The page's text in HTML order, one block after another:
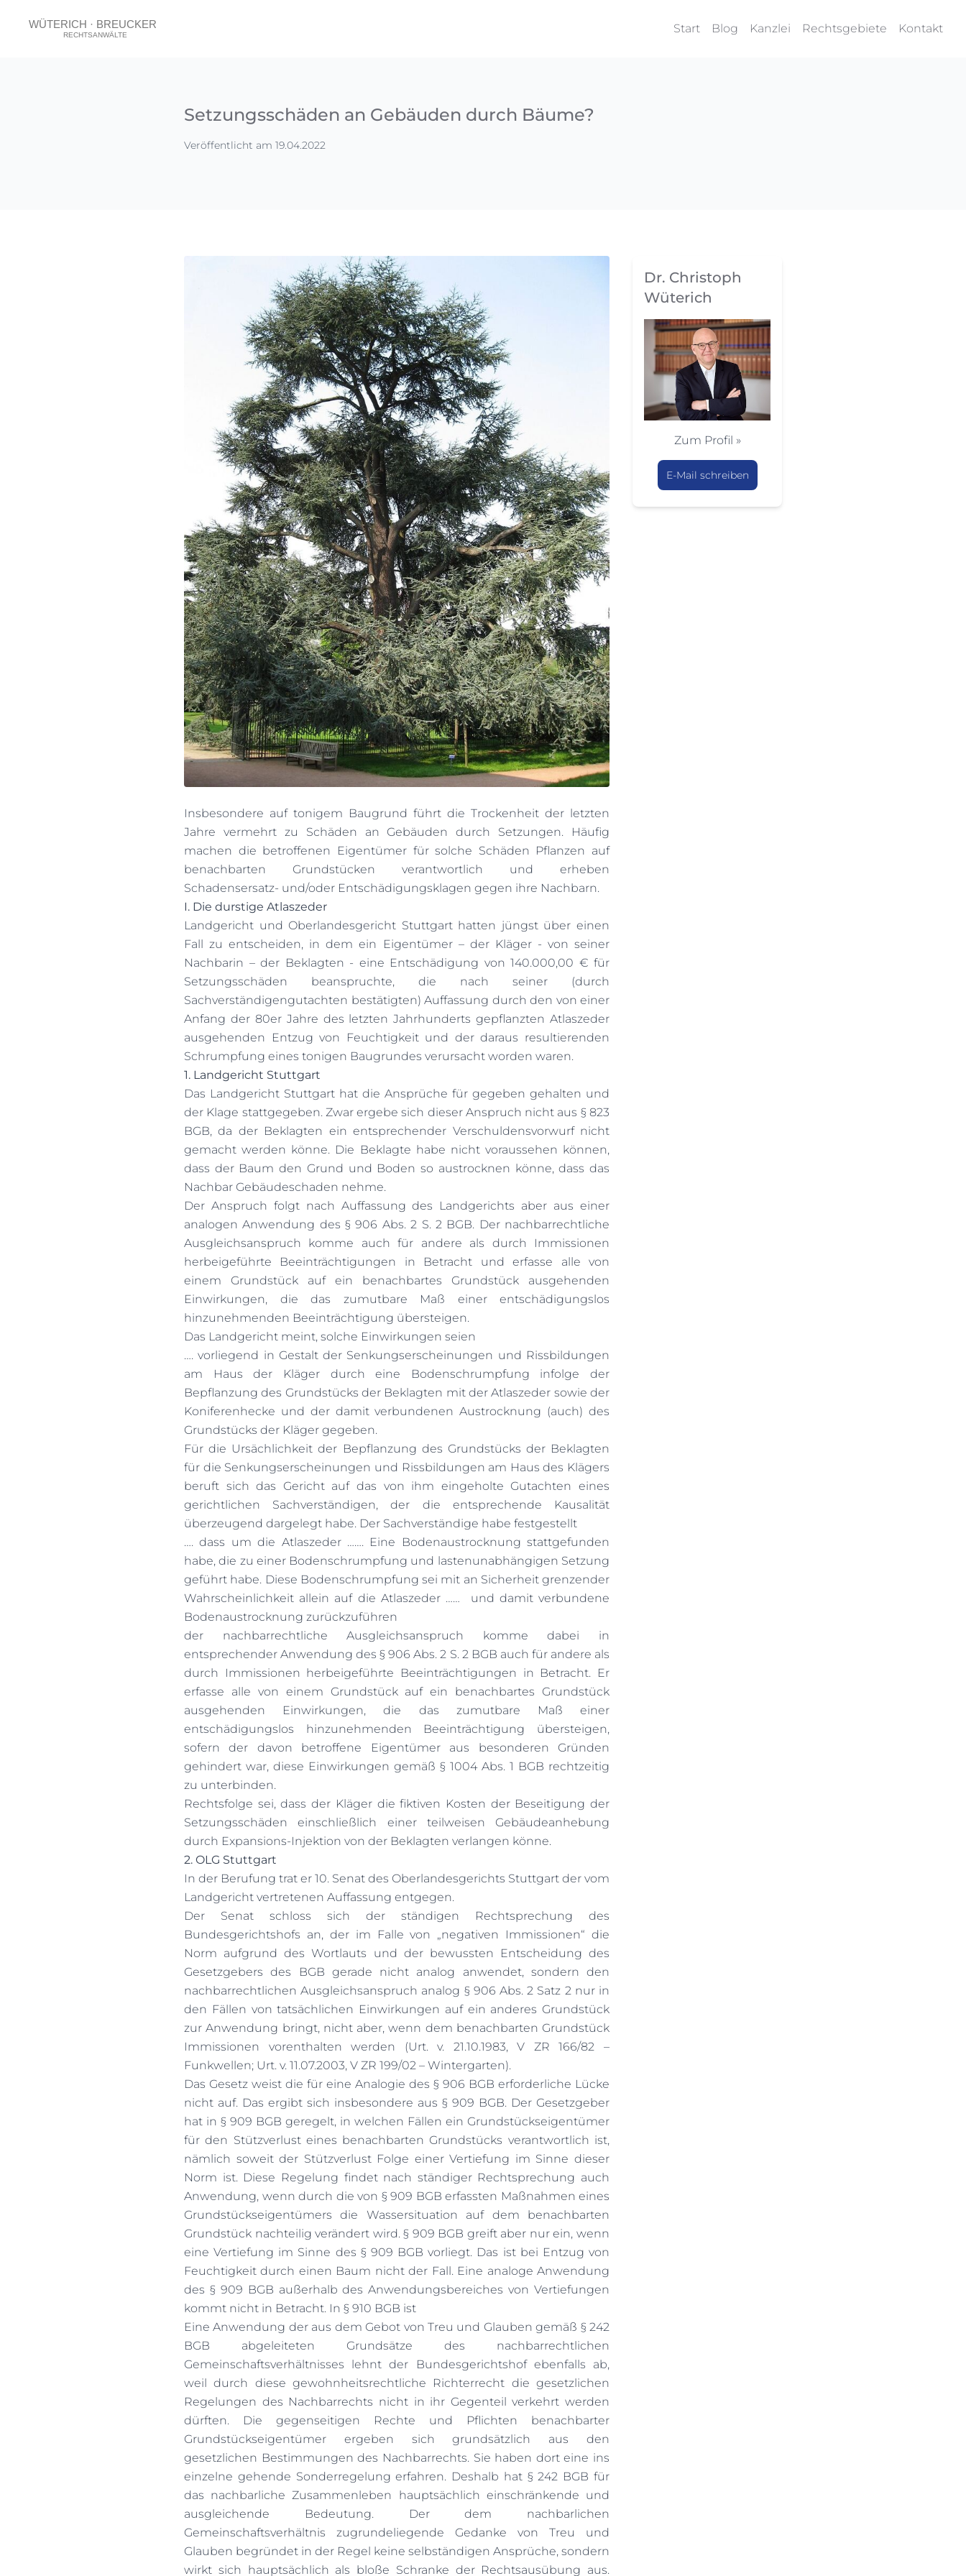
Start Blog Kanzlei Rechtsgebiete Kontakt
Setzungsschäden an Gebäuden durch Bäume?
Veröffentlicht am 19.04.2022
Insbesondere auf tonigem Baugrund führt die Trockenheit der letzten
Jahre vermehrt zu Schäden an Gebäuden durch Setzungen. Häufig
machen die betroffenen Eigentümer für solche Schäden Pflanzen auf
benachbarten Grundstücken verantwortlich und erheben
Schadensersatz- und/oder Entschädigungsklagen gegen ihre Nachbarn.
I. Die durstige Atlaszeder
Landgericht und Oberlandesgericht Stuttgart hatten jüngst über einen
Fall zu entscheiden, in dem ein Eigentümer – der Kläger - von seiner
Nachbarin – der Beklagten - eine Entschädigung von 140.000,00 € für
Setzungsschäden beanspruchte, die nach seiner (durch
Sachverständigengutachten bestätigten) Auffassung durch den von einer
Anfang der 80er Jahre des letzten Jahrhunderts gepflanzten Atlaszeder
ausgehenden Entzug von Feuchtigkeit und der daraus resultierenden
Schrumpfung eines tonigen Baugrundes verursacht worden waren.
1. Landgericht Stuttgart
Das Landgericht Stuttgart hat die Ansprüche für gegeben gehalten und
der Klage stattgegeben.Zwar ergebe sich dieser Anspruch nicht aus § 823
BGB, da der Beklagten ein entsprechender Verschuldensvorwurf nicht
gemacht werden könne. Die Beklagte habe nicht voraussehen können,
dass der Baum den Grund und Boden so austrocknen könne, dass das
Nachbar Gebäudeschaden nehme.
Der Anspruch folgt nach Auffassung des Landgerichts aber aus einer
analogen Anwendung des § 906 Abs. 2 S. 2 BGB. Der nachbarrechtliche
Ausgleichsanspruch komme auch für andere als durch Immissionen
herbeigeführte Beeinträchtigungen in Betracht und erfasse alle von
einem Grundstück auf ein benachbartes Grundstück ausgehenden
Einwirkungen, die das zumutbare Maß einer entschädigungslos
hinzunehmenden Beeinträchtigung übersteigen.
Das Landgericht meint, solche Einwirkungen seien
…. vorliegend in Gestalt der Senkungserscheinungen und Rissbildungen
am Haus der Kläger durch eine Bodenschrumpfung infolge der
Bepflanzung des Grundstücks der Beklagten mit der Atlaszeder sowie der
Koniferenhecke und der damit verbundenen Austrocknung (auch) des
Grundstücks der Kläger gegeben.
Für die Ursächlichkeit der Bepflanzung des Grundstücks der Beklagten
für die Senkungserscheinungen und Rissbildungen am Haus des Klägers
beruft sich das Gericht auf das von ihm eingeholte Gutachten eines
gerichtlichen Sachverständigen, der die entsprechende Kausalität
überzeugend dargelegt habe. Der Sachverständige habe festgestellt
…. dass um die Atlaszeder ……. Eine Bodenaustrocknung stattgefunden
habe, die zu einer Bodenschrumpfung und lastenunabhängigen Setzung
geführt habe. Diese Bodenschrumpfung sei mit an Sicherheit grenzender
Wahrscheinlichkeit allein auf die Atlaszeder ……
und damit verbundene
Bodenaustrocknung zurückzuführen
der nachbarrechtliche Ausgleichsanspruch komme dabei in
entsprechender Anwendung des § 906 Abs. 2 S. 2 BGB auch für andere als
durch Immissionen herbeigeführte Beeinträchtigungen in Betracht. Er
erfasse alle von einem Grundstück auf ein benachbartes Grundstück
ausgehenden Einwirkungen, die das zumutbare Maß einer
entschädigungslos hinzunehmenden Beeinträchtigung übersteigen,
sofern der davon betroffene Eigentümer aus besonderen Gründen
gehindert war, diese Einwirkungen gemäß § 1004 Abs. 1 BGB rechtzeitig
zu unterbinden.
Rechtsfolge sei, dass der Kläger die fiktiven Kosten der Beseitigung der
Setzungsschäden einschließlich einer teilweisen Gebäudeanhebung
durch Expansions-Injektion von der Beklagten verlangen könne.
2. OLG Stuttgart
In der Berufung trat er 10. Senat des Oberlandesgerichts Stuttgart der vom
Landgericht vertretenen Auffassung entgegen.
Der Senat schloss sich der ständigen Rechtsprechung des
Bundesgerichtshofs an, der im Falle von „negativen Immissionen“ die
Norm aufgrund des Wortlauts und der bewussten Entscheidung des
Gesetzgebers des BGB gerade nicht analog anwendet, sondern den
nachbarrechtlichen Ausgleichsanspruch analog § 906 Abs. 2 Satz 2 nur in
den Fällen von tatsächlichen Einwirkungen auf ein anderes Grundstück
zur Anwendung bringt, nicht aber, wenn dem benachbarten Grundstück
Immissionen vorenthalten werden (Urt. v. 21.10.1983,V ZR 166/82 –
Funkwellen; Urt. v. 11.07.2003, V ZR 199/02 – Wintergarten).
Das Gesetz weist die für eine Analogie des § 906 BGB erforderliche Lücke
nicht auf. Das ergibt sich insbesondere aus § 909 BGB. Der Gesetzgeber
hat in § 909 BGB geregelt, in welchen Fällen ein Grundstückseigentümer
für den Stützverlust eines benachbarten Grundstücks verantwortlich ist,
nämlich soweit der Stützverlust Folge einer Vertiefung im Sinne dieser
Norm ist. Diese Regelung findet nach ständiger Rechtsprechung auch
Anwendung, wenn durch die von § 909 BGB erfassten Maßnahmen eines
Grundstückseigentümers die Wassersituation auf dem benachbarten
Grundstück nachteilig verändert wird. § 909 BGB greift aber nur ein, wenn
eine Vertiefung im Sinne des § 909 BGB vorliegt. Das ist bei Entzug von
Feuchtigkeit durch einen Baum nicht der Fall. Eine analoge Anwendung
des § 909 BGB außerhalb des Anwendungsbereiches von Vertiefungen
kommt nicht in Betracht. In § 910 BGB ist
Eine Anwendung der aus dem Gebot von Treu und Glauben gemäß § 242
BGB abgeleiteten Grundsätze des nachbarrechtlichen
Gemeinschaftsverhältnisses lehnt der Bundesgerichtshof ebenfalls ab,
weil durch diese gewohnheitsrechtliche Richterrecht die gesetzlichen
Regelungen des Nachbarrechts nicht in ihr Gegenteil verkehrt werden
dürften. Die gegenseitigen Rechte und Pflichten benachbarter
Grundstückseigentümer ergeben sich grundsätzlich aus den
gesetzlichen Bestimmungen des Nachbarrechts. Sie haben dort eine ins
einzelne gehende Sonderregelung erfahren. Deshalb hat § 242 BGB für
das nachbarliche Zusammenleben hauptsächlich einschränkende und
ausgleichende Bedeutung. Der dem nachbarlichen
Gemeinschaftsverhältnis zugrundeliegende Gedanke von Treu und
Glauben begründet in der Regel keine selbständigen Ansprüche, sondern
wirkt sich hauptsächlich als bloße Schranke der Rechtsausübung aus.
Dr. Christoph
Wüterich
Zum Profil »
E-Mail schreiben